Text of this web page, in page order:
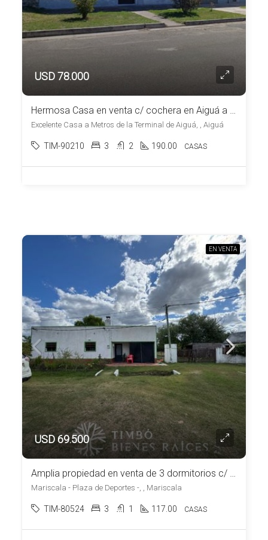
USD 78.000
Hermosa Casa en venta c/ cochera en Aiguá a una cuadra de la Plaza
Excelente Casa a Metros de la Terminal de Aiguá, , Aiguá
TIM-90210 3 2 190.00 CASAS
EN VENTA
USD 69.500
Amplia propiedad en venta de 3 dormitorios c/ cochera en Mariscala
Mariscala - Plaza de Deportes -, , Mariscala
TIM-80524 3 1 117.00 CASAS